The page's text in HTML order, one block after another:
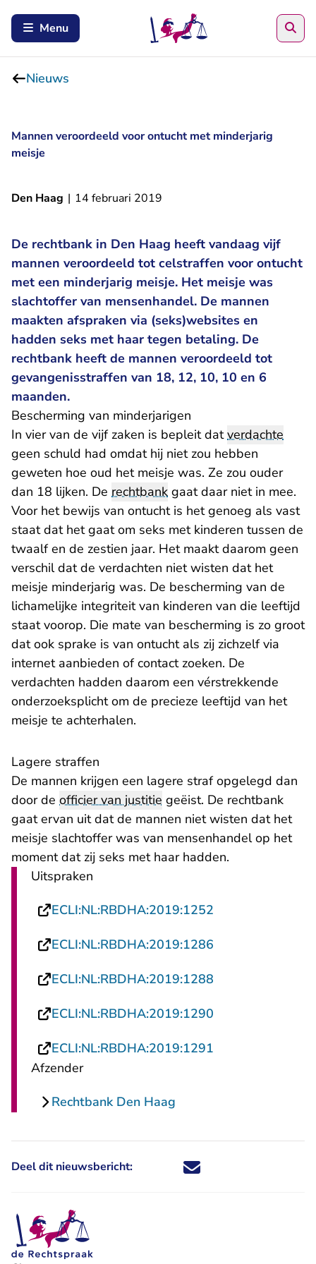
Menu
Nieuws
Mannen veroordeeld voor ontucht met minderjarig
meisje
Den Haag | 14 februari 2019
De rechtbank in Den Haag heeft vandaag vijf
mannen veroordeeld tot celstraffen voor ontucht
met een minderjarig meisje. Het meisje was
slachtoffer van mensenhandel. De mannen
maakten afspraken via (seks)websites en
hadden seks met haar tegen betaling. De
rechtbank heeft de mannen veroordeeld tot
gevangenisstraffen van 18, 12, 10, 10 en 6
maanden.
​Bescherming van minderjarigen
In vier van de vijf zaken is bepleit datverdachte
geen schuld had omdat hij niet zou hebben
geweten hoe oud het meisje was. Ze zou ouder
dan 18 lijken. De rechtbank gaat daar niet in mee.
Voor het bewijs van ontucht is het genoeg als vast
staat dat het gaat om seks met kinderen tussen de
twaalf en de zestien jaar. Het maakt daarom geen
verschil dat de verdachten niet wisten dat het
meisje minderjarig was. De bescherming van de
lichamelijke integriteit van kinderen van die leeftijd
staat voorop. Die mate van bescherming is zo groot
dat ook sprake is van ontucht als zij zichzelf via
internet aanbieden of contact zoeken. De
verdachten hadden daarom een vérstrekkende
onderzoeksplicht om de precieze leeftijd van het
meisje te achterhalen.
​Lagere straffen
De mannen krijgen een lagere straf opgelegd dan
door de officier van justitie geëist. De rechtbank
gaat ervan uit dat de mannen niet wisten dat het
meisje slachtoffer was van mensenhandel op het
moment dat zij seks met haar hadden.
Uitspraken
ECLI:NL:RBDHA:2019:1252
ECLI:NL:RBDHA:2019:1286
ECLI:NL:RBDHA:2019:1288
ECLI:NL:RBDHA:2019:1290
ECLI:NL:RBDHA:2019:1291
Afzender
Rechtbank Den Haag
Deel dit nieuwsbericht: Deel dit nieuwsbericht via X -
Deel dit nieuwsbericht via
Deel dit nieuwsbericht
Deel dit